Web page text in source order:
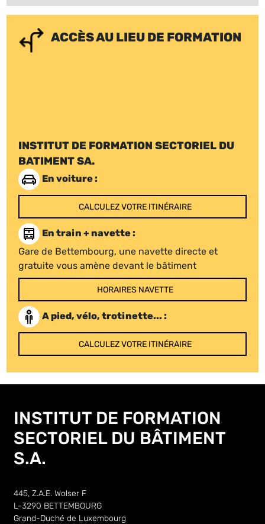
ACCÈS AU LIEU DE FORMATION
INSTITUT DE FORMATION SECTORIEL DU
BATIMENT SA.
En voiture :
CALCULEZ VOTRE ITINÉRAIRE
En train + navette :
Gare de Bettembourg, une navette directe et
gratuite vous amène devant le bâtiment
HORAIRES NAVETTE
A pied, vélo, trotinette... :
CALCULEZ VOTRE ITINÉRAIRE
INSTITUT DE FORMATION
SECTORIEL DU BÂTIMENT
S.A.
445, Z.A.E. Wolser F
L-3290 BETTEMBOURG
Grand-Duché de Luxembourg